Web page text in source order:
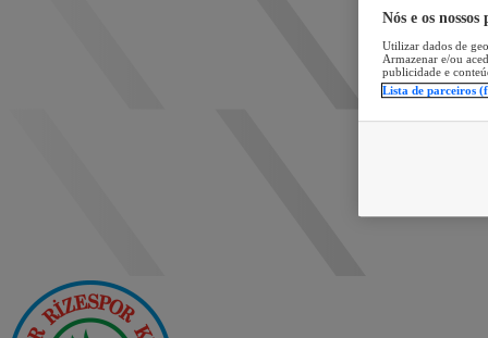
Nós e os
Utilizar dados de
Armazenar e/ou
publicidade e
Lista de parceiros